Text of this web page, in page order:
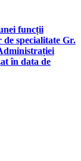
funcții
de specialitate Gr.
în data de